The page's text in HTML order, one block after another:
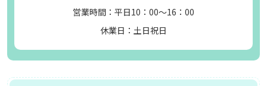
営業時間：平日10：00～16：00
休業日：土日祝日